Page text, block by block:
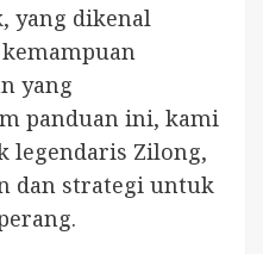
yang dikenal
yang
panduan ini, kami
legendaris Zilong,
dan strategi untuk